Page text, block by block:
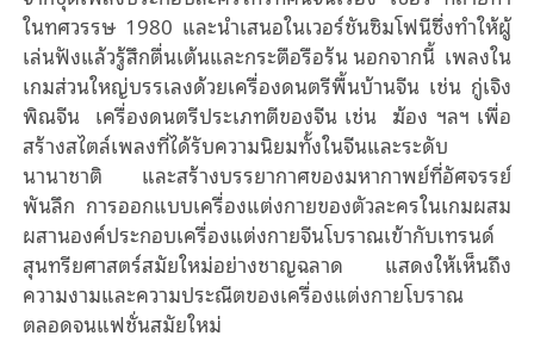
ในทศวรรษ 1980 และนําเสนอในเวอร์ชันซิมโฟนีซึ่งทําให้ผู้
เล่นฟังแล้วรู้สึกตื่นเต้นและกระตือรือร้น นอกจากนี้ เพลงใน
เกมส่วนใหญ่บรรเลงด้วยเครื่องดนตรีพื้นบ้านจีน เช่น กู่เจิง
พิณจีน เครื่องดนตรีประเภทตีของจีน เช่น ฆ้อง ฯลฯ เพื่อ
สร้างสไตล์เพลงที่ได้รับความนิยมทั้งในจีนและระดับ
นานาชาติ
และสร้างบรรยากาศของมหากาพย์ที่อัศจรรย์
พันลึก การออกแบบเครื่องแต่งกายของตัวละครในเกมผสม
ผสานองค์ประกอบเครื่องแต่งกายจีนโบราณเข้ากับเทรนด์
สุนทรียศาสตร์สมัยใหม่อย่างชาญฉลาด
แสดงให้เห็นถึง
ความงามและความประณีตของเครื่องแต่งกายโบราณ
ตลอดจนแฟชั่นสมัยใหม่